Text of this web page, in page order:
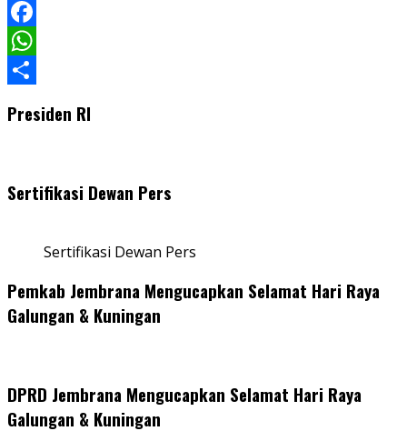
LinkedIn
Facebook
WhatsApp
Presiden RI
Sertifikasi Dewan Pers
Sertifikasi Dewan Pers
Pemkab Jembrana Mengucapkan Selamat Hari Raya
Galungan & Kuningan
DPRD Jembrana Mengucapkan Selamat Hari Raya
Galungan & Kuningan